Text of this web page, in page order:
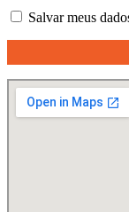
Salvar meus